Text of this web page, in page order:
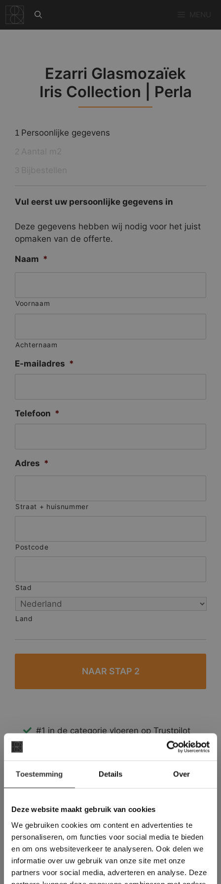
Toestemming Details Over
Deze website maakt gebruik van cookies
We gebruiken cookies om content en advertenties te
personaliseren, om functies voor social media te bieden
en om ons websiteverkeer te analyseren. Ook delen we
informatie over uw gebruik van onze site met onze
partners voor social media, adverteren en analyse. Deze
naar
de
Ezarri Glasmozaïek
Iris Collection | Perla
1 Persoonlijke gegevens
Vul eerst uw persoonlijke gegevens in
Deze gegevens hebben wij nodig voor het juist
opmaken van de offerte.
Naam *
Voornaam
Achternaam
E-mailadres *
Telefoon *
Adres *
Straat + huisnummer
Postcode
Stad
Land
#1 in de categorie vloeren op Trustpilot
Binnen 24 uur een passende offerte
Meer dan 500 m2 showroom
Deze website maakt
gebruik van cookies.
This Cookie Banner was deleted and is no
longer working. Please contact the website
administrator.
Deze website gebruikt cookies om de
gebruikerservaring te verbeteren. Door
gebruik te maken van onze website geeft u
toestemming voor alle cookies in
overeenstemming met ons cookiebeleid.Lees
verder